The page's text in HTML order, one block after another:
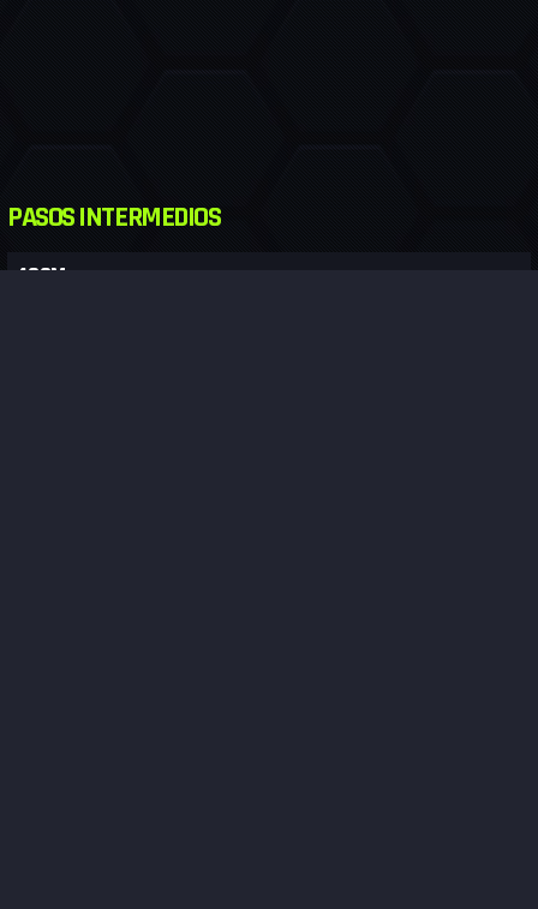
PASOS INTERMEDIOS
400M